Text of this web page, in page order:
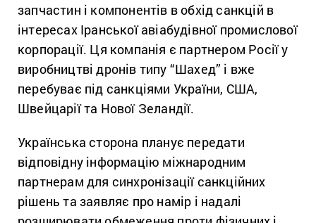
запчастин і компонентів в обхід санкцій в
інтересах Іранської авіабудівної промислової
корпорації. Ця компанія є партнером Росії у
виробництві дронів типу “Шахед” і вже
перебуває під санкціями України, США,
Швейцарії та Нової Зеландії.
Українська сторона планує передати
відповідну інформацію міжнародним
партнерам для синхронізації санкційних
рішень та заявляє про намір і надалі